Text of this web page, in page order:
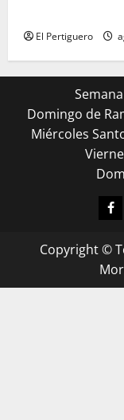
El Pertiguero
Domingo de
Miércoles
Copyright ©